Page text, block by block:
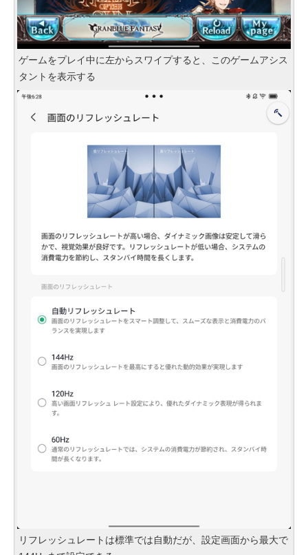
ゲームをプレイ中に左からスワイプすると、このゲームアシス
タントを表示する
リフレッシュレートは標準では自動だが、設定画面から最大で